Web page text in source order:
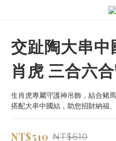
交趾陶大串
肖虎 三合六
生肖虎專屬守護神吊飾，結合豬
搭配大串中國結，助您招財納福、
NT$510 NT$610